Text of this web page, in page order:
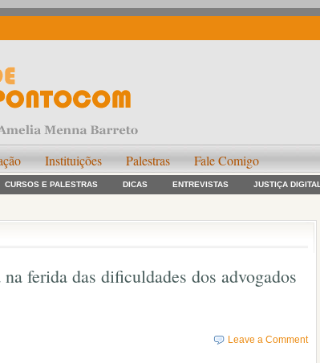
Instituições Palestras Fale Comigo
CURSOS E PALESTRAS DICAS ENTREVISTAS JUSTIÇA DIGITAL
ferida das dificuldades dos advogados
Leave a Comment